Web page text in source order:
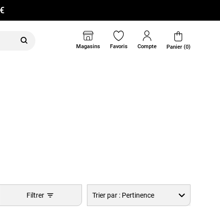
Magasins Favoris Compte Panier (0)
Filtrer Trier par :Pertinence